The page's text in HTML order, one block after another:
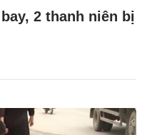
2 thanh niên bị